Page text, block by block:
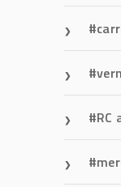
RC